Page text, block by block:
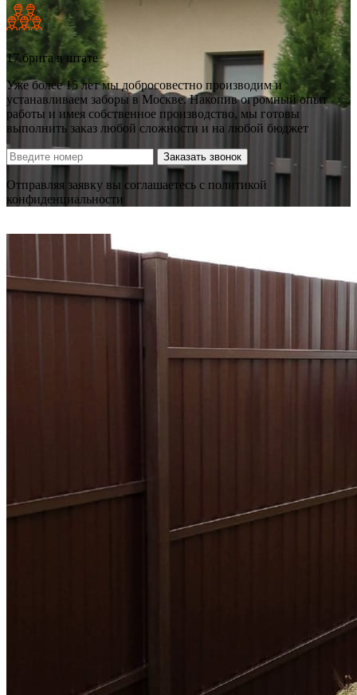
17 брига в штате
Уже более 15 лет мы добросовестно производим и
устанавливаем заборы в Москве. Накопив огромный опыт
работы и имея собственное производство, мы готовы
выполнить заказ любой сложности и на любой бюджет
Заказать звонок
Отправляя заявку вы соглашаетесь с политикой
конфиденциальности